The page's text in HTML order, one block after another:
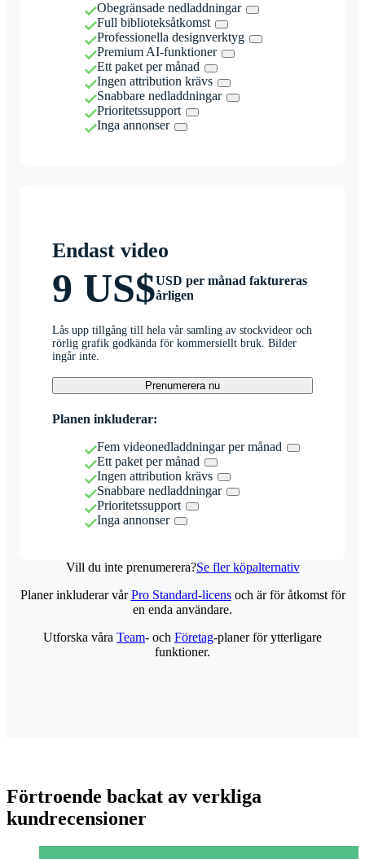
Obegränsade nedladdningar
Full biblioteksåtkomst
Professionella designverktyg
Premium AI-funktioner
Ett paket per månad
Ingen attribution krävs
Snabbare nedladdningar
Prioritetssupport
Inga annonser
Endast video
9 US$USD per månad faktureras
årligen
Lås upp tillgång till hela vår samling av stockvideor och
rörlig grafik godkända för kommersiellt bruk. Bilder
ingår inte.
Prenumerera nu
Planen inkluderar:
Fem videonedladdningar per månad
Ett paket per månad
Ingen attribution krävs
Snabbare nedladdningar
Prioritetssupport
Inga annonser
Vill du inte prenumerera?Se fler köpalternativ
Planer inkluderar vårPro Standard-licensoch är för åtkomst för
en enda användare.
Utforska våra Team- och Företag-planer för ytterligare
funktioner.
Förtroende backat av verkliga
kundrecensioner